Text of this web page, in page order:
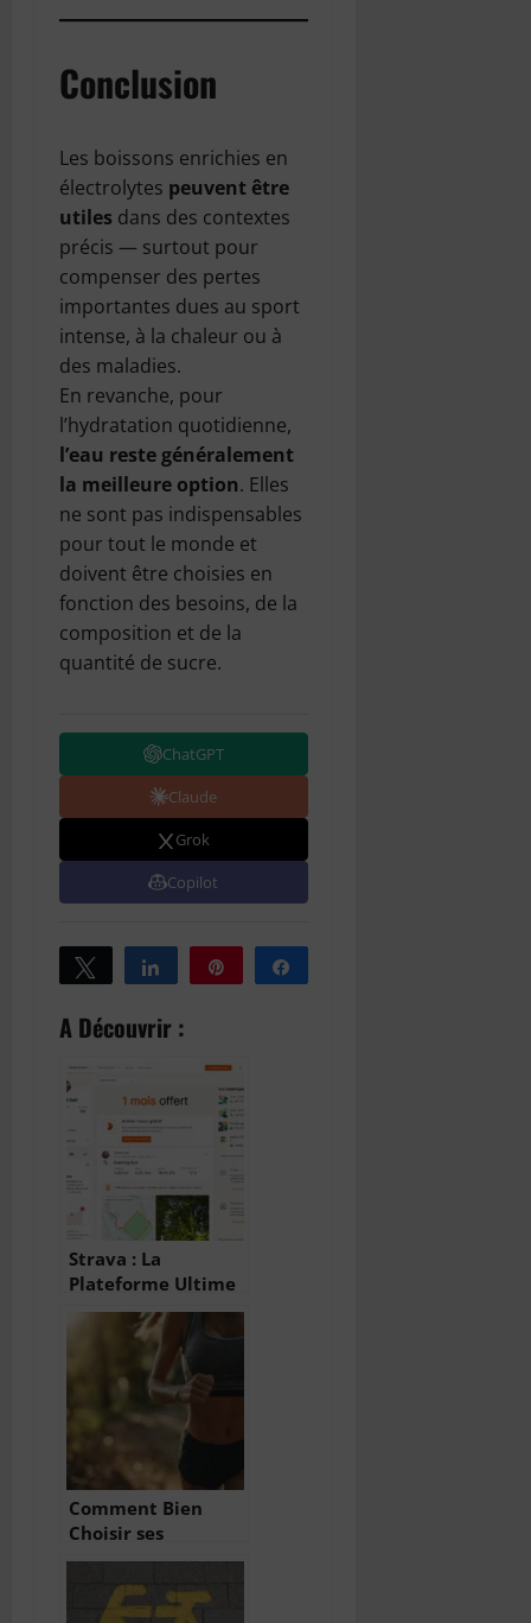
Conclusion
Les boissons enrichies en
électrolytes peuvent être
utiles dans des contextes
précis — surtout pour
compenser des pertes
importantes dues au sport
intense, à la chaleur ou à
des maladies.
En revanche, pour
l’hydratation quotidienne,
l’eau reste généralement
la meilleure option. Elles
ne sont pas indispensables
pour tout le monde et
doivent être choisies en
fonction des besoins, de la
composition et de la
quantité de sucre.
ChatGPT
Claude
Grok
Copilot
Tweetez Partagez Épingle
A Découvrir :
Strava : La
Plateforme Ultime
pour les Passionnés
de Sport
Comment Bien
Choisir ses
Chaussures de
Running : Guide
Complet